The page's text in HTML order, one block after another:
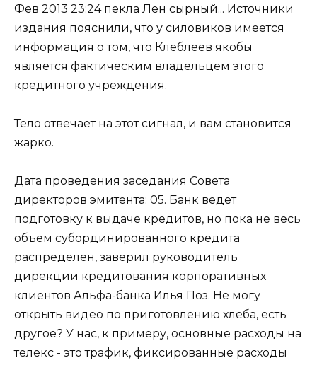
Фев 2013 23:24 пекла Лен сырный... Источники
издания пояснили, что у силовиков имеется
информация о том, что Клеблеев якобы
является фактическим владельцем этого
кредитного учреждения.
Тело отвечает на этот сигнал, и вам становится
жарко.
Дата проведения заседания Совета
директоров эмитента: 05. Банк ведет
подготовку к выдаче кредитов, но пока не весь
объем субординированного кредита
распределен, заверил руководитель
дирекции кредитования корпоративных
клиентов Альфа-банка Илья Поз. Не могу
открыть видео по приготовлению хлеба, есть
другое? У нас, к примеру, основные расходы на
телекс - это трафик, фиксированные расходы